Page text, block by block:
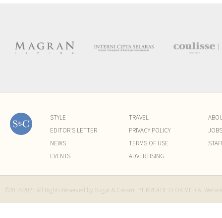
STYLE
EDITOR'S LETTER
NEWS
EVENTS
TRAVEL
PRIVACY POLICY
TERMS OF USE
ADVERTISING
JOBS
©2015-2021 All Rights Reserved by Sugar & Cream. PT KREATIF ELOK MEDIA.